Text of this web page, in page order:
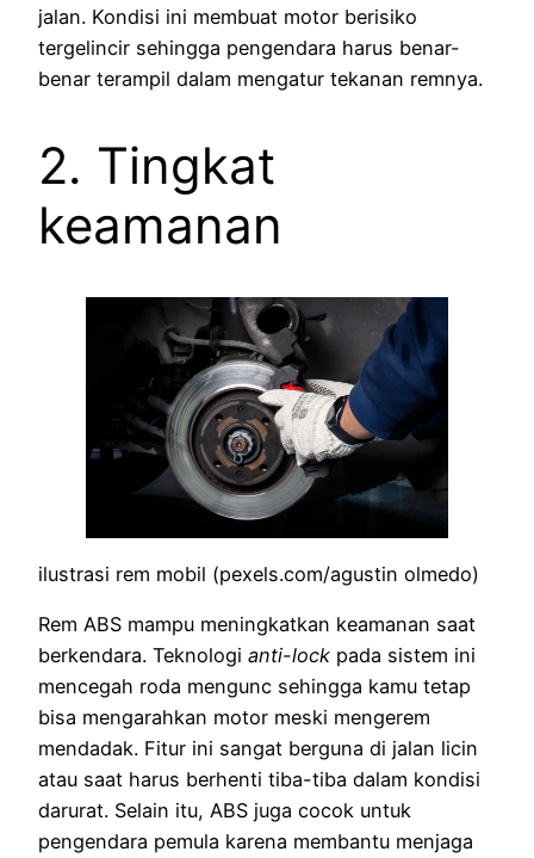
jalan. Kondisi ini membuat motor berisiko
tergelincir sehingga pengendara harus benar-
benar terampil dalam mengatur tekanan remnya.
2. Tingkat
keamanan
ilustrasi rem mobil (pexels.com/agustin olmedo)
Rem ABS mampu meningkatkan keamanan saat
berkendara. Teknologi anti-lock pada sistem ini
mencegah roda mengunc sehingga kamu tetap
bisa mengarahkan motor meski mengerem
mendadak. Fitur ini sangat berguna di jalan licin
atau saat harus berhenti tiba-tiba dalam kondisi
darurat. Selain itu, ABS juga cocok untuk
pengendara pemula karena membantu menjaga